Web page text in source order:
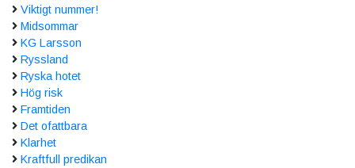
Viktigt nummer!
Midsommar
KG Larsson
Ryssland
Ryska hotet
Hög risk
Framtiden
Det ofattbara
Klarhet
Kraftfull predikan